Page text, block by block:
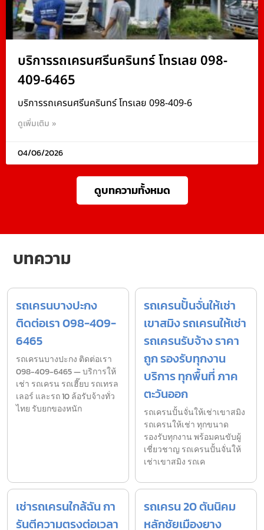
บริการรถเครนศรีนครินทร์ โทรเลย 098-
409-6465
บริการรถเครนศรีนครินทร์ โทรเลย 098-409-6
ดูเพิ่มเติม »
04/06/2026
ดูบทความทั้งหมด
บทความ
รถเครนบางปะกง
ติดต่อเรา 098-409-
6465
รถเครนบางปะกง ติดต่อเรา
098-409-6465 — บริการให้
เช่า รถเครน รถเฮี๊ยบ รถเทรล
เลอร์ และรถ 10 ล้อรับจ้างทั่ว
ไทย รับยกของหนัก
รถเครนปั้นจั่นให้เช่า
เขาสมิง รถเครนให้เช่า
รถเครนรับจ้าง ราคา
ถูก รองรับทุกงาน
บริการ ทุกพื้นที่ ภาค
ตะวันออก
รถเครนปั้นจั่นให้เช่าเขาสมิง
รถเครนให้เช่า ทุกขนาด
รองรับทุกงาน พร้อมคนขับผู้
เชี่ยวชาญ รถเครนปั้นจั่นให้
เช่าเขาสมิง รถเค
เช่ารถเครนใกล้ฉัน กา
รันตีความตรงต่อเวลา
รถเครน 20 ตันนิคม
หลักชัยเมืองยาง